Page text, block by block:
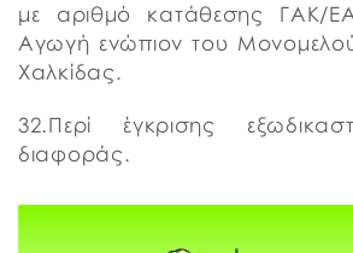
με αριθμό κατάθεσης ΓΑΚ/
Αγωγή ενώπιον του
Χαλκίδας.
32.Περί έγκρισης
διαφοράς.